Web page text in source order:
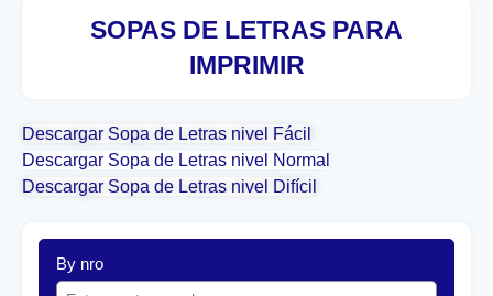
SOPAS DE LETRAS PARA
IMPRIMIR
Descargar Sopa de Letras nivel Fácil
Descargar Sopa de Letras nivel Normal
Descargar Sopa de Letras nivel Difícil
By nro